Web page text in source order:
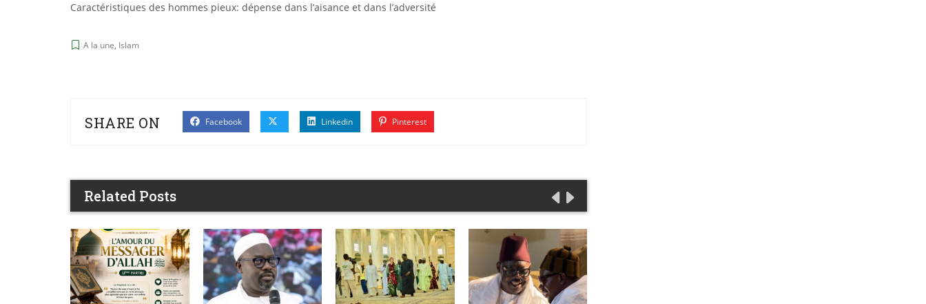
Caractéristiques des hommes pieux: dépense dans l’aisance et dans l’adversité
A la une, Islam
SHARE ON Facebook Linkedin Pinterest
Related Posts